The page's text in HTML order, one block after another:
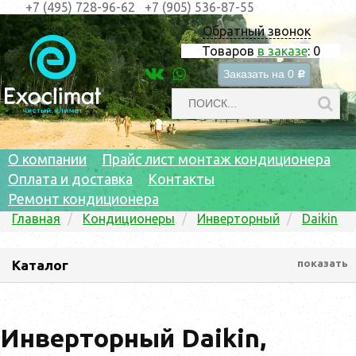
Обратный звонок
Товаров в заказе: 0
Заказать на 0 c
+7 (495) 728-96-62 +7 (905) 536-87-55
О компании
Прайс лист монтаж кондиционера
Оплата и доставка
Контакты
Ремонт кондиционера
Главная Кондиционеры Инверторный Daikin
Каталог показать
Инверторный Daikin,